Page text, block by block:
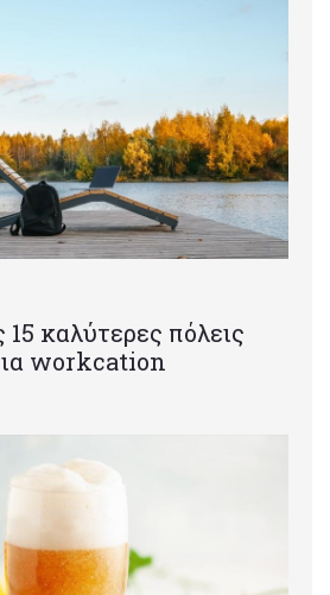
καλύτερες πόλεις
workcation